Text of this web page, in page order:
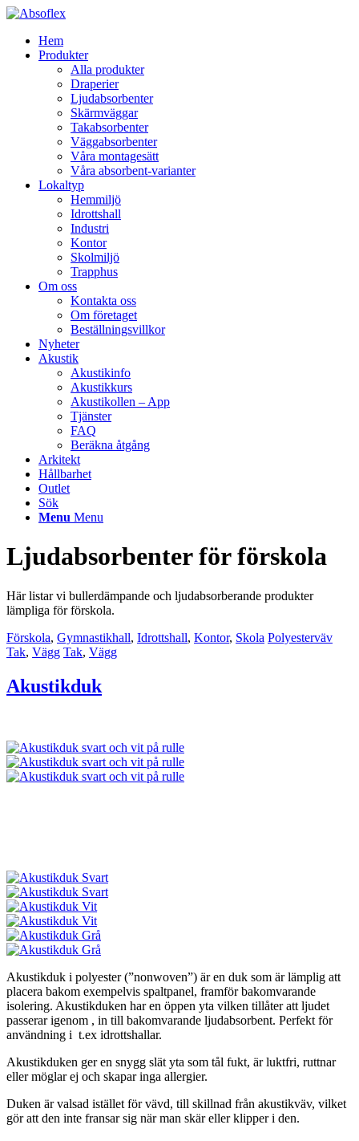
Hem
Produkter
Alla produkter
Draperier
Ljudabsorbenter
Skärmväggar
Takabsorbenter
Väggabsorbenter
Våra montagesätt
Våra absorbent-varianter
Lokaltyp
Hemmiljö
Idrottshall
Industri
Kontor
Skolmiljö
Trapphus
Om oss
Kontakta oss
Om företaget
Beställningsvillkor
Nyheter
Akustik
Akustikinfo
Akustikkurs
Akustikollen – App
Tjänster
FAQ
Beräkna åtgång
Arkitekt
Hållbarhet
Outlet
Sök
Menu Menu
Ljudabsorbenter för förskola
Här listar vi bullerdämpande och ljudabsorberande produkter
lämpliga för förskola.
Förskola, Gymnastikhall, Idrottshall, Kontor, Skola Polyesterväv
Tak, Vägg Tak, Vägg
Akustikduk
Akustikduk i polyester (”nonwoven”) är en duk som är lämplig att
placera bakom exempelvis spaltpanel, framför bakomvarande
isolering. Akustikduken har en öppen yta vilken tillåter att ljudet
passerar igenom , in till bakomvarande ljudabsorbent. Perfekt för
användning i t.ex idrottshallar.
Akustikduken ger en snygg slät yta som tål fukt, är luktfri, ruttnar
eller möglar ej och skapar inga allergier.
Duken är valsad istället för vävd, till skillnad från akustikväv, vilket
gör att den inte fransar sig när man skär eller klipper i den.